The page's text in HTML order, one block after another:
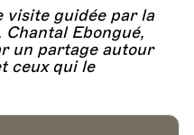
visite guidée par la
Chantal Ebongué,
un partage autour
ceux qui le